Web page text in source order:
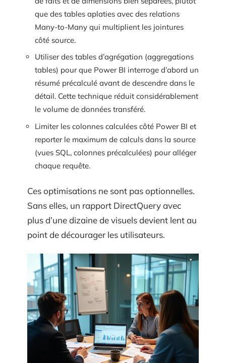
que des tables aplaties avec des relations
Many-to-Many qui multiplient les jointures
côté source.
Utiliser des tables d’agrégation (aggregations
tables) pour que Power BI interroge d’abord un
résumé précalculé avant de descendre dans le
détail. Cette technique réduit considérablement
le volume de données transféré.
Limiter les colonnes calculées côté Power BI et
reporter le maximum de calculs dans la source
(vues SQL, colonnes précalculées) pour alléger
chaque requête.
Ces optimisations ne sont pas optionnelles.
Sans elles, un rapport DirectQuery avec
plus d’une dizaine de visuels devient lent au
point de décourager les utilisateurs.